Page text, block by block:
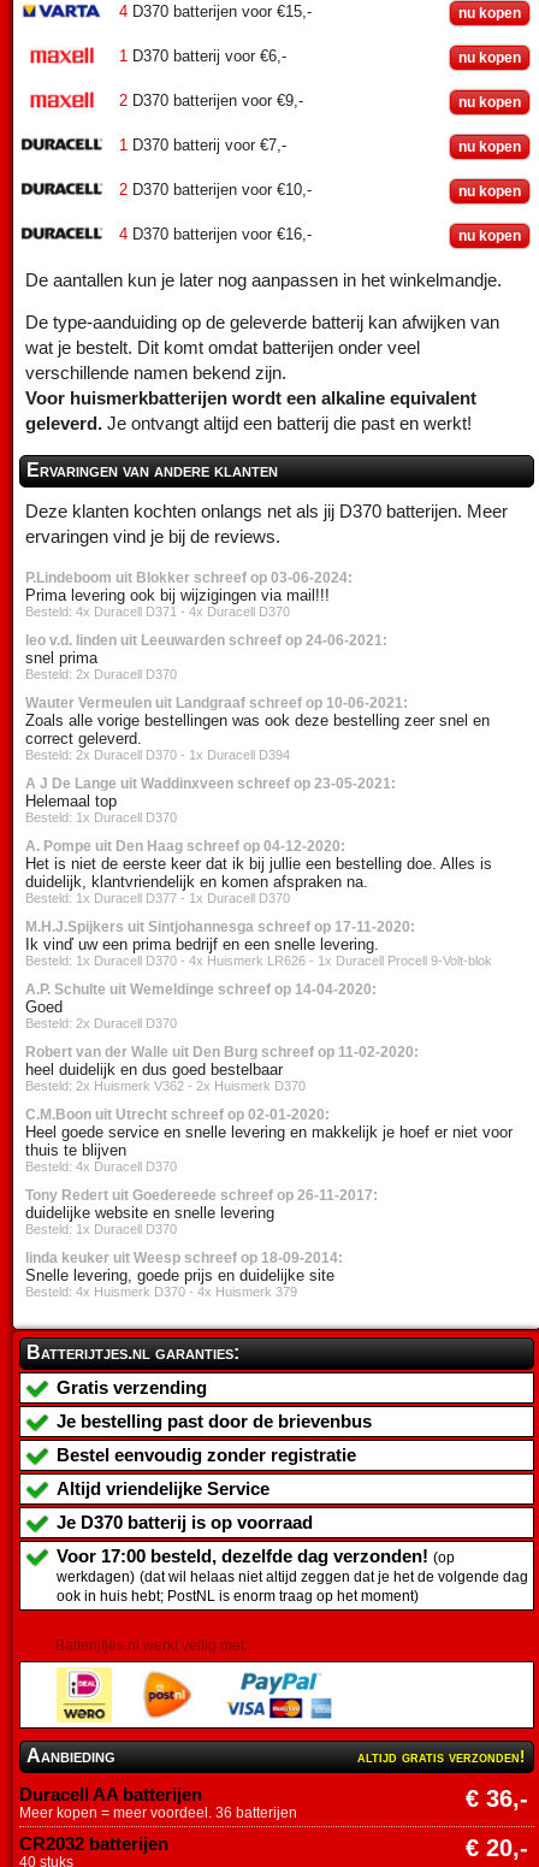
4 D370 batterijen voor €15,- nu kopen
1 D370 batterij voor €6,- nu kopen
2 D370 batterijen voor €9,- nu kopen
1 D370 batterij voor €7,- nu kopen
2 D370 batterijen voor €10,- nu kopen
4 D370 batterijen voor €16,- nu kopen
De aantallen kun je later nog aanpassen in het winkelmandje.
De type-aanduiding op de geleverde batterij kan afwijken van
wat je bestelt. Dit komt omdat batterijen onder veel
verschillende namen bekend zijn.
Voor huismerkbatterijen wordt een alkaline equivalent
geleverd. Je ontvangt altijd een batterij die past en werkt!
Ervaringen van andere klanten
Deze klanten kochten onlangs net als jij D370 batterijen. Meer
ervaringen vind je bij de reviews.
P.Lindeboom uit Blokker schreef op 03-06-2024:
Prima levering ook bij wijzigingen via mail!!!
Besteld: 4x Duracell D371 - 4x Duracell D370
leo v.d. linden uit Leeuwarden schreef op 24-06-2021:
snel prima
Besteld: 2x Duracell D370
Wauter Vermeulen uit Landgraaf schreef op 10-06-2021:
Zoals alle vorige bestellingen was ook deze bestelling zeer snel en
correct geleverd.
Besteld: 2x Duracell D370 - 1x Duracell D394
A J De Lange uit Waddinxveen schreef op 23-05-2021:
Helemaal top
Besteld: 1x Duracell D370
A. Pompe uit Den Haag schreef op 04-12-2020:
Het is niet de eerste keer dat ik bij jullie een bestelling doe. Alles is
duidelijk, klantvriendelijk en komen afspraken na.
Besteld: 1x Duracell D377 - 1x Duracell D370
M.H.J.Spijkers uit Sintjohannesga schreef op 17-11-2020:
Ik vinď uw een prima bedrijf en een snelle levering.
Besteld: 1x Duracell D370 - 4x Huismerk LR626 - 1x Duracell Procell 9-Volt-blok
A.P. Schulte uit Wemeldinge schreef op 14-04-2020:
Goed
Besteld: 2x Duracell D370
Robert van der Walle uit Den Burg schreef op 11-02-2020:
heel duidelijk en dus goed bestelbaar
Besteld: 2x Huismerk V362 - 2x Huismerk D370
C.M.Boon uit Utrecht schreef op 02-01-2020:
Heel goede service en snelle levering en makkelijk je hoef er niet voor
thuis te blijven
Besteld: 4x Duracell D370
Tony Redert uit Goedereede schreef op 26-11-2017:
duidelijke website en snelle levering
Besteld: 1x Duracell D370
linda keuker uit Weesp schreef op 18-09-2014:
Snelle levering, goede prijs en duidelijke site
Besteld: 4x Huismerk D370 - 4x Huismerk 379
Batterijtjes.nl garanties:
Gratis verzending
Je bestelling past door de brievenbus
Bestel eenvoudig zonder registratie
Altijd vriendelijke Service
Je D370 batterij is op voorraad
Voor 17:00 besteld, dezelfde dag verzonden! (op
werkdagen) (dat wil helaas niet altijd zeggen dat je het de volgende dag
ook in huis hebt; PostNL is enorm traag op het moment)
Batterijtjes.nl werkt veilig met:
Aanbieding altijd gratis verzonden!
Duracell AA batterijen € 36,-
Meer kopen = meer voordeel. 36 batterijen
CR2032 batterijen € 20,-
40 stuks